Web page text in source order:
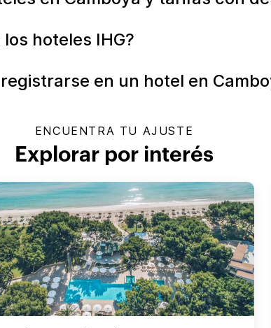
hoteles IHG?
en un hotel en
ENCUENTRA TU AJUSTE
Explorar por interés